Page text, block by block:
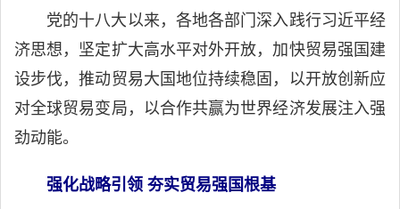
党的十八大以来，各地各部门深入践行习近平经
济思想，坚定扩大高水平对外开放，加快贸易强国建
设步伐，推动贸易大国地位持续稳固，以开放创新应
对全球贸易变局，以合作共赢为世界经济发展注入强
劲动能。
强化战略引领 夯实贸易强国根基